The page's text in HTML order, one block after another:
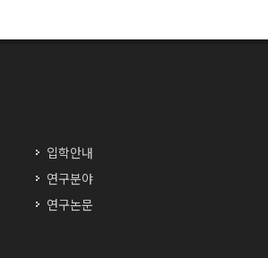
입학안내
연구분야
연구논문